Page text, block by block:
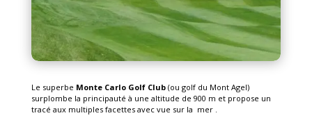
Le superbe Monte CarloGolf Club (ou golf du Mont Agel)
surplombe la principauté à une altitude de 900 m et propose un
tracé aux multiples facettes avec vue sur la mer .